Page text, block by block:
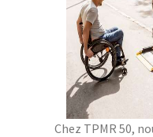
Chez TPMR 50,